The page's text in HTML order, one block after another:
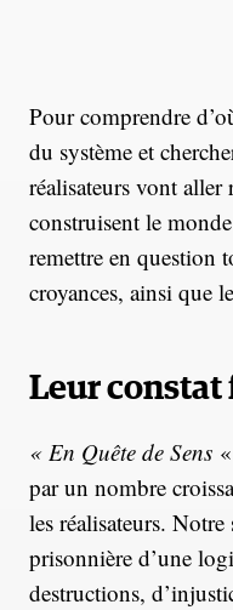
Pour comprendre
du système et
réalisateurs vont
construisent le
remettre en question
croyances, ainsi que
Leur constat
« En Quête de Sens
par un nombre
les réalisateurs.
prisonnière d’une
destructions,